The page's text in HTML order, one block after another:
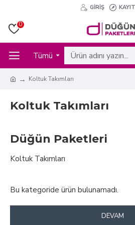
GIRIŞ
0
Tümü
Koltuk Takımları
Koltuk Takımları
Düğün Paketleri
Koltuk Takımları
Bu kategoride ürün bulunamadı.
DEVAM